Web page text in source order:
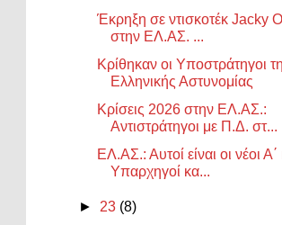
Έκρηξη σε ντισκοτέκ Jacky
στην ΕΛ.ΑΣ. ...
Κρίθηκαν οι Υποστράτηγοι
Ελληνικής Αστυνομίας
Κρίσεις 2026 στην ΕΛ.ΑΣ.:
Αντιστράτηγοι με Π.Δ. στ...
ΕΛ.ΑΣ.: Αυτοί είναι οι νέοι Α΄
Υπαρχηγοί κα...
► 23 (8)